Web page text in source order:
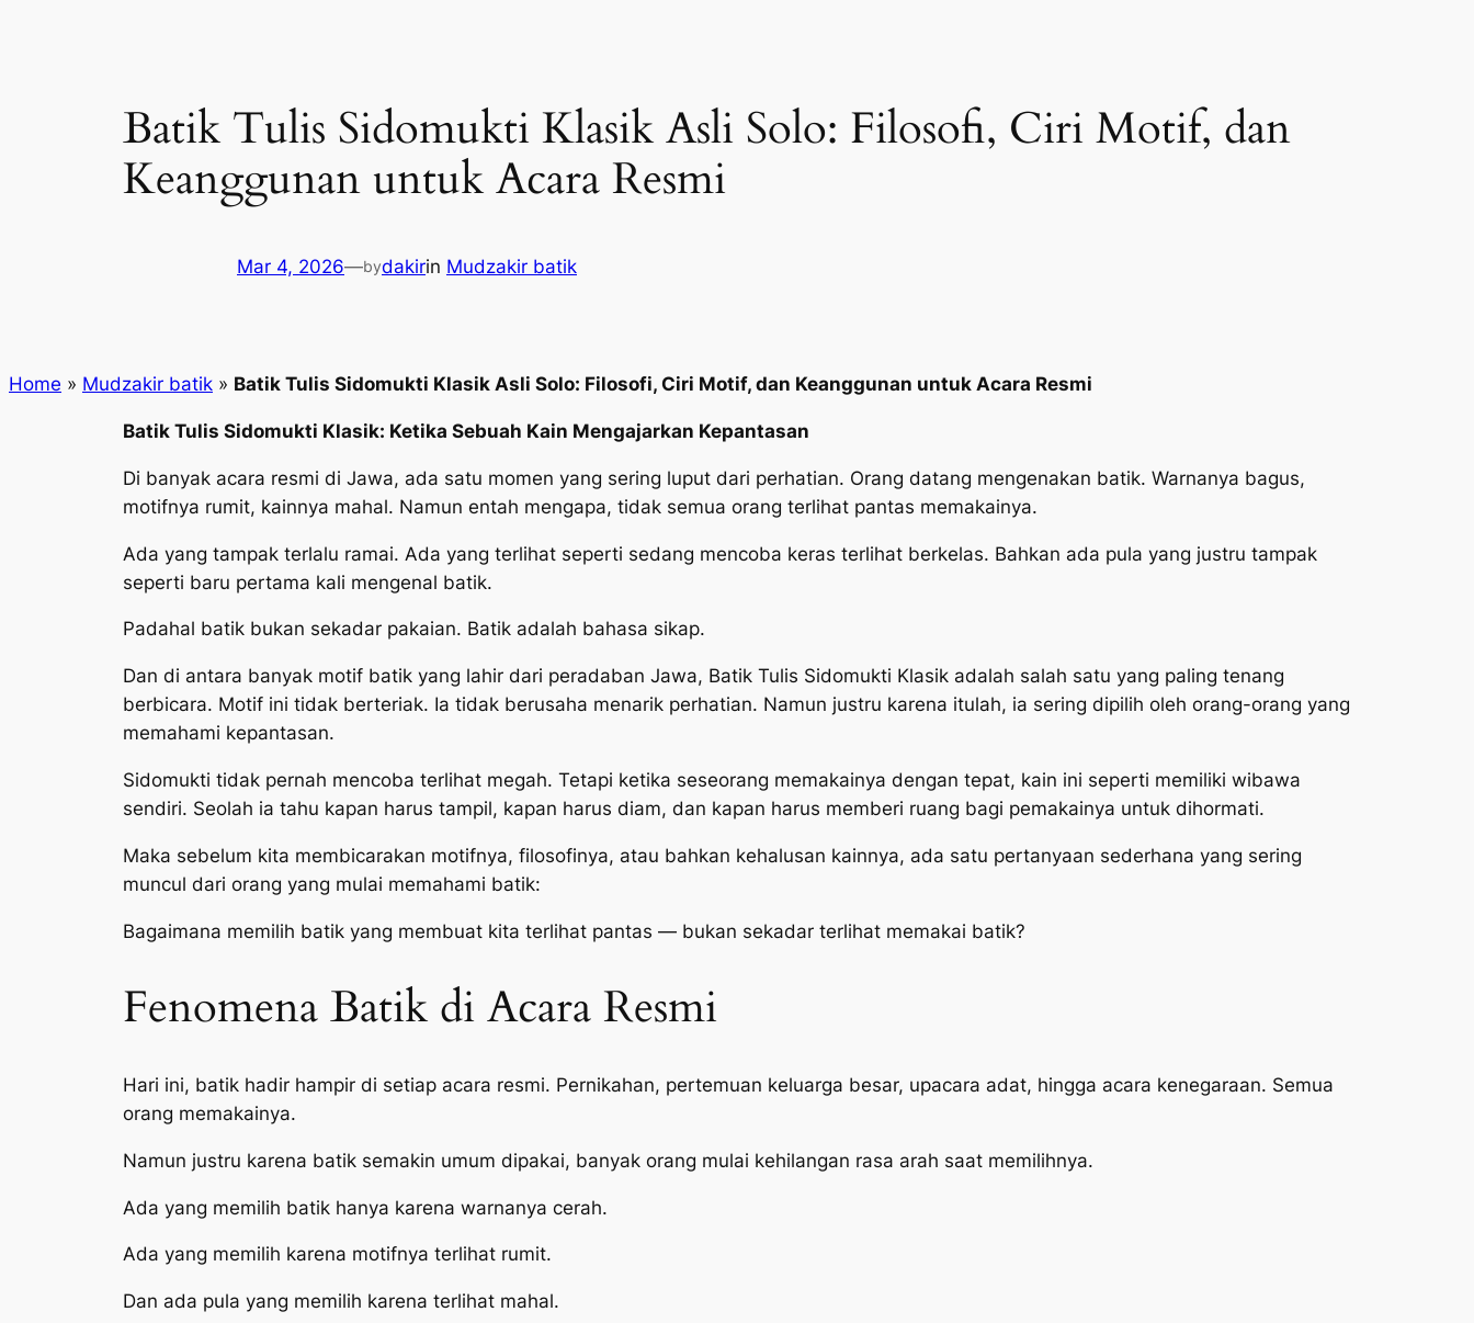
Batik Tulis Sidomukti Klasik Asli Solo: Filosofi, Ciri Motif, dan
Keanggunan untuk Acara Resmi
Mar 4, 2026—bydakirin Mudzakir batik
Home » Mudzakir batik » Batik Tulis Sidomukti Klasik Asli Solo: Filosofi, Ciri Motif, dan Keanggunan untuk Acara Resmi
Batik Tulis Sidomukti Klasik: Ketika Sebuah Kain Mengajarkan Kepantasan
Di banyak acara resmi di Jawa, ada satu momen yang sering luput dari perhatian. Orang datang mengenakan batik. Warnanya bagus,
motifnya rumit, kainnya mahal. Namun entah mengapa, tidak semua orang terlihat pantas memakainya.
Ada yang tampak terlalu ramai. Ada yang terlihat seperti sedang mencoba keras terlihat berkelas. Bahkan ada pula yang justru tampak
seperti baru pertama kali mengenal batik.
Padahal batik bukan sekadar pakaian. Batik adalah bahasa sikap.
Dan di antara banyak motif batik yang lahir dari peradaban Jawa, Batik Tulis Sidomukti Klasik adalah salah satu yang paling tenang
berbicara. Motif ini tidak berteriak. Ia tidak berusaha menarik perhatian. Namun justru karena itulah, ia sering dipilih oleh orang-orang yang
memahami kepantasan.
Sidomukti tidak pernah mencoba terlihat megah. Tetapi ketika seseorang memakainya dengan tepat, kain ini seperti memiliki wibawa
sendiri. Seolah ia tahu kapan harus tampil, kapan harus diam, dan kapan harus memberi ruang bagi pemakainya untuk dihormati.
Maka sebelum kita membicarakan motifnya, filosofinya, atau bahkan kehalusan kainnya, ada satu pertanyaan sederhana yang sering
muncul dari orang yang mulai memahami batik:
Bagaimana memilih batik yang membuat kita terlihat pantas — bukan sekadar terlihat memakai batik?
Fenomena Batik di Acara Resmi
Hari ini, batik hadir hampir di setiap acara resmi. Pernikahan, pertemuan keluarga besar, upacara adat, hingga acara kenegaraan. Semua
orang memakainya.
Namun justru karena batik semakin umum dipakai, banyak orang mulai kehilangan rasa arah saat memilihnya.
Ada yang memilih batik hanya karena warnanya cerah.
Ada yang memilih karena motifnya terlihat rumit.
Dan ada pula yang memilih karena terlihat mahal.